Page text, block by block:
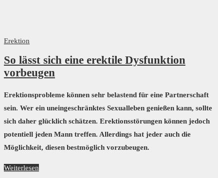
Erektion
So lässt sich eine erektile Dysfunktion
vorbeugen
Erektionsprobleme können sehr belastend für eine Partnerschaft
sein. Wer ein uneingeschränktes Sexualleben genießen kann, sollte
sich daher glücklich schätzen. Erektionsstörungen können jedoch
potentiell jeden Mann treffen. Allerdings hat jeder auch die
Möglichkeit, diesen bestmöglich vorzubeugen.
Weiterlesen